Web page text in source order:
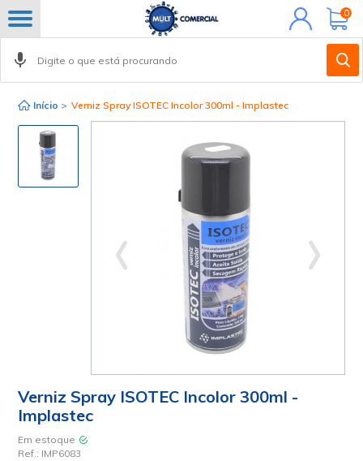
Minha
conta
0
Início > Verniz Spray ISOTEC Incolor 300ml - Implastec
Verniz Spray ISOTEC Incolor 300ml -
Implastec
Em estoque
Ref.: IMP6083